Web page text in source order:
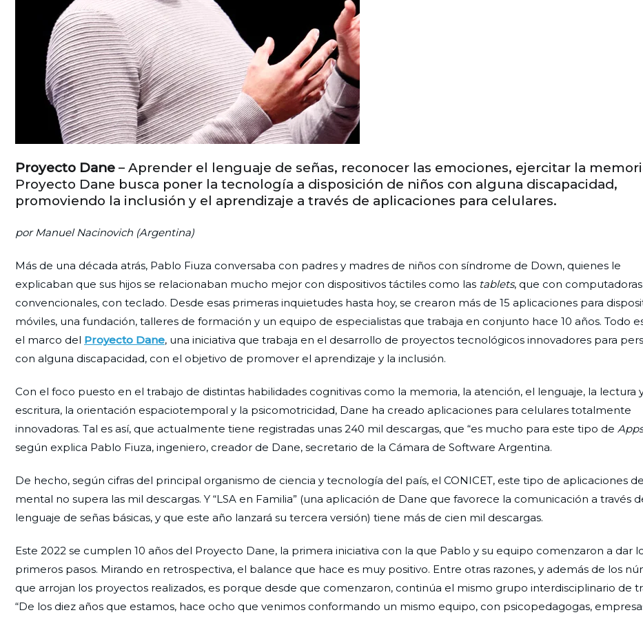
Proyecto Dane – Aprender el lenguaje de señas, reconocer las emociones, ejercitar la
Proyecto Dane busca poner la tecnología a disposición de niños con alguna discapacidad,
promoviendo la inclusión y el aprendizaje a través de aplicaciones para celulares.
por Manuel Nacinovich (Argentina)
Más de una década atrás, Pablo Fiuza conversaba con padres y madres de niños con síndrome de Down, quienes le
explicaban que sus hijos se relacionaban mucho mejor con dispositivos táctiles como las tablets, que con computadoras
convencionales, con teclado. Desde esas primeras inquietudes hasta hoy, se crearon más de 15 aplicaciones para
móviles, una fundación, talleres de formación y un equipo de especialistas que trabaja en conjunto hace 10 años. Todo
el marco del Proyecto Dane, una iniciativa que trabaja en el desarrollo de proyectos tecnológicos innovadores para
con alguna discapacidad, con el objetivo de promover el aprendizaje y la inclusión.
Con el foco puesto en el trabajo de distintas habilidades cognitivas como la memoria, la atención, el lenguaje, la lectura
escritura, la orientación espaciotemporal y la psicomotricidad, Dane ha creado aplicaciones para celulares totalmente
innovadoras. Tal es así, que actualmente tiene registradas unas 240 mil descargas, que “es mucho para este tipo de Apps
según explica Pablo Fiuza, ingeniero, creador de Dane, secretario de la Cámara de Software Argentina.
De hecho, según cifras del principal organismo de ciencia y tecnología del país, el CONICET, este tipo de aplicaciones
mental no supera las mil descargas. Y “LSA en Familia” (una aplicación de Dane que favorece la comunicación a través
lenguaje de señas básicas, y que este año lanzará su tercera versión) tiene más de cien mil descargas.
Este 2022 se cumplen 10 años del Proyecto Dane, la primera iniciativa con la que Pablo y su equipo comenzaron a dar
primeros pasos. Mirando en retrospectiva, el balance que hace es muy positivo. Entre otras razones, y además de los
que arrojan los proyectos realizados, es porque desde que comenzaron, continúa el mismo grupo interdisciplinario de
“De los diez años que estamos, hace ocho que venimos conformando un mismo equipo, con psicopedagogas,